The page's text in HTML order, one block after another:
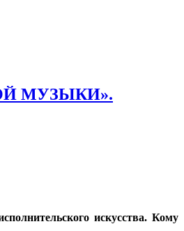
МУЗЫКИ».
искусства. Кому